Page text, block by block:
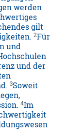
werden
gilt
2Für
und
und der
3Soweit
4Im